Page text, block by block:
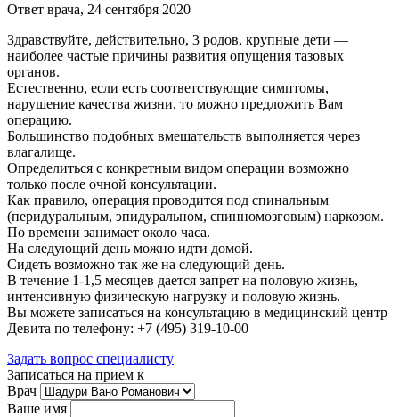
Ответ врача, 24 сентября 2020
Здравствуйте, действительно, 3 родов, крупные дети —
наиболее частые причины развития опущения тазовых
органов.
Естественно, если есть соответствующие симптомы,
нарушение качества жизни, то можно предложить Вам
операцию.
Большинство подобных вмешательств выполняется через
влагалище.
Определиться с конкретным видом операции возможно
только после очной консультации.
Как правило, операция проводится под спинальным
(перидуральным, эпидуральном, спинномозговым) наркозом.
По времени занимает около часа.
На следующий день можно идти домой.
Сидеть возможно так же на следующий день.
В течение 1-1,5 месяцев дается запрет на половую жизнь,
интенсивную физическую нагрузку и половую жизнь.
Вы можете записаться на консультацию в медицинский центр
Девита по телефону: ‭+7 (495) 319-10-00‬
Задать вопрос специалисту
Записаться на прием к
Врач
Ваше имя